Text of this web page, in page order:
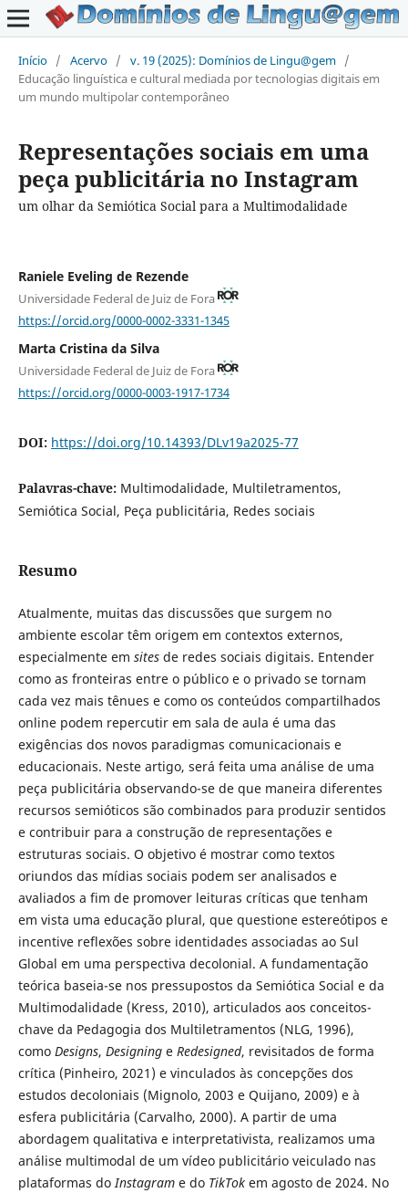
Início / Acervo / v. 19 (2025): Domínios de Lingu@gem /
Educação linguística e cultural mediada por tecnologias digitais em
um mundo multipolar contemporâneo
Representações sociais em uma
peça publicitária no Instagram
um olhar da Semiótica Social para a Multimodalidade
Raniele Eveling de Rezende
Universidade Federal de Juiz de Fora
https://orcid.org/0000-0002-3331-1345
Marta Cristina da Silva
Universidade Federal de Juiz de Fora
https://orcid.org/0000-0003-1917-1734
DOI: https://doi.org/10.14393/DLv19a2025-77
Palavras-chave: Multimodalidade, Multiletramentos,
Semiótica Social, Peça publicitária, Redes sociais
Resumo
Atualmente, muitas das discussões que surgem no
ambiente escolar têm origem em contextos externos,
especialmente em sitesde redes sociais digitais. Entender
como as fronteiras entre o público e o privado se tornam
cada vez mais tênues e como os conteúdos compartilhados
online podem repercutir em sala de aula é uma das
exigências dos novos paradigmas comunicacionais e
educacionais. Neste artigo, será feita uma análise de uma
peça publicitária observando-se de que maneira diferentes
recursos semióticos são combinados para produzir sentidos
e contribuir para a construção de representações e
estruturas sociais. O objetivo é mostrar como textos
oriundos das mídias sociais podem ser analisados e
avaliados a fim de promover leituras críticas que tenham
em vista uma educação plural, que questione estereótipos e
incentive reflexões sobre identidades associadas ao Sul
Global em uma perspectiva decolonial. A fundamentação
teórica baseia-se nos pressupostos da Semiótica Social e da
Multimodalidade (Kress, 2010), articulados aos conceitos-
chave da Pedagogia dos Multiletramentos (NLG, 1996),
como Designs, Designinge Redesigned, revisitados de forma
crítica (Pinheiro, 2021) e vinculados às concepções dos
estudos decoloniais (Mignolo, 2003 e Quijano, 2009) e à
esfera publicitária (Carvalho, 2000). A partir de uma
abordagem qualitativa e interpretativista, realizamos uma
análise multimodal de um vídeo publicitário veiculado nas
plataformas doInstagrame do TikTok em agosto de 2024. No